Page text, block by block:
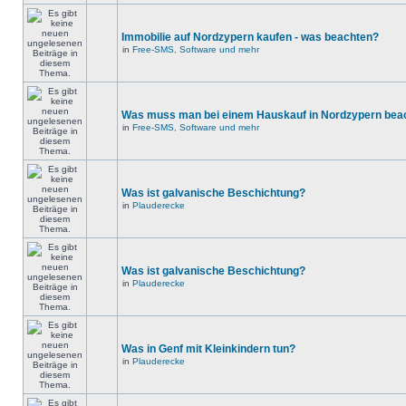
Immobilie auf Nordzypern kaufen - was beachten?
in Free-SMS, Software und mehr
Was muss man bei einem Hauskauf in Nordzypern
in Free-SMS, Software und mehr
Was ist galvanische Beschichtung?
in Plauderecke
Was ist galvanische Beschichtung?
in Plauderecke
Was in Genf mit Kleinkindern tun?
in Plauderecke